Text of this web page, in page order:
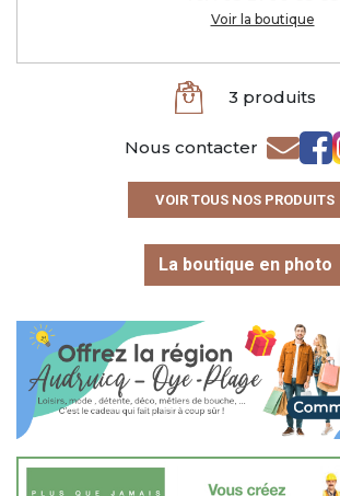
Voir la boutique
3 produits
Nous contacter
VOIR TOUS NOS PRODUITS
La boutique en photo